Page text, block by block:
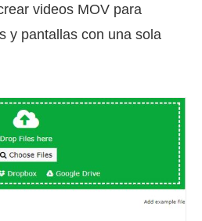
videos MOV para
y pantallas con una sola